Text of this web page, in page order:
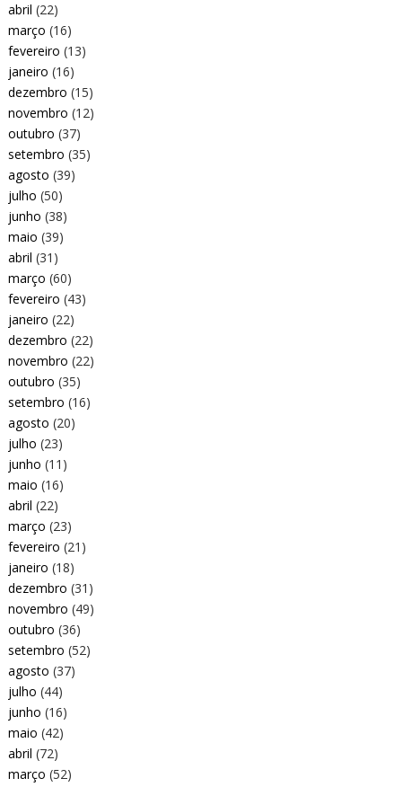
abril (22)
março (16)
fevereiro (13)
janeiro (16)
dezembro (15)
novembro (12)
outubro (37)
setembro (35)
agosto (39)
julho (50)
junho (38)
maio (39)
abril (31)
março (60)
fevereiro (43)
janeiro (22)
dezembro (22)
novembro (22)
outubro (35)
setembro (16)
agosto (20)
julho (23)
junho (11)
maio (16)
abril (22)
março (23)
fevereiro (21)
janeiro (18)
dezembro (31)
novembro (49)
outubro (36)
setembro (52)
agosto (37)
julho (44)
junho (16)
maio (42)
abril (72)
março (52)